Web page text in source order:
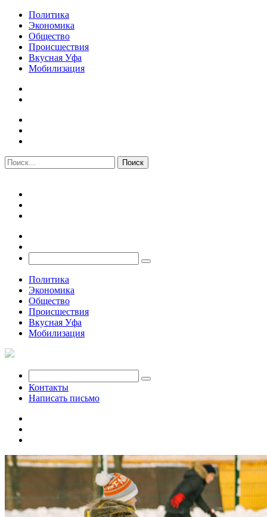
Политика
Экономика
Общество
Происшествия
Вкусная Уфа
Мобилизация
Политика
Экономика
Общество
Происшествия
Вкусная Уфа
Мобилизация
Контакты
Написать письмо